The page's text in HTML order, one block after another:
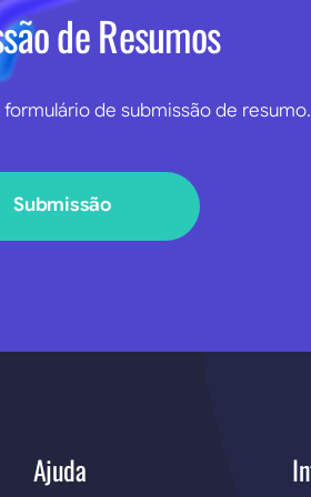
de Resumos
de submissão de resumo.
Submissão
Ajuda